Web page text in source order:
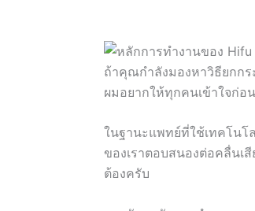
ถ้าคุณกำลังมองหาวิธียกก
ผมอยากให้ทุกคนเข้าใจก่อ
ในฐานะแพทย์ที่ใช้เทคโนโ
ของเราตอบสนองต่อคลื่นเ
ต้องครับ